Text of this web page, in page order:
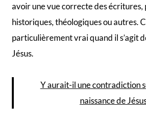
avoir une vue correcte des écritures,
historiques, théologiques ou autres.
particulièrement vrai quand il s’agit
Jésus.
Y aurait-il une contradiction
naissance de